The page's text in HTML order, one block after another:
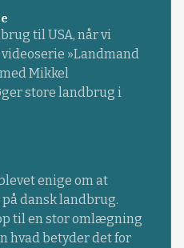
til USA, når vi
»Landmand
Mikkel
store landbrug i
enige om at
dansk landbrug.
til en stor omlægning
hvad betyder det for